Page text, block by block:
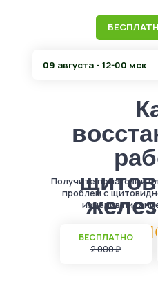
Получите пошаговый
проблем с
изменив
БЕСПЛАТНО
2 000 ₽
09 августа - 12-00 мск